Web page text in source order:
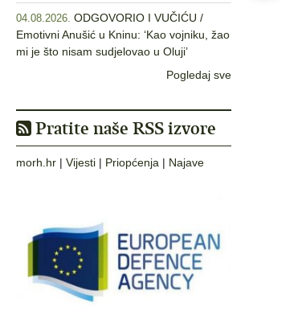
04.08.2026. ODGOVORIO I VUČIĆU /
Emotivni Anušić u Kninu: ‘Kao vojniku, žao
mi je što nisam sudjelovao u Oluji’
Pogledaj sve
Pratite naše RSS izvore
morh.hr | Vijesti | Priopćenja | Najave